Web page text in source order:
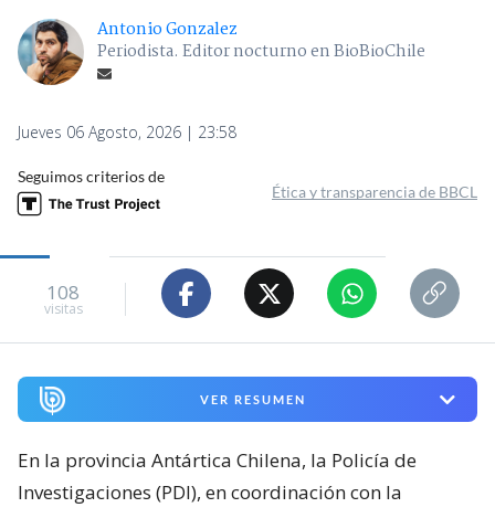
Antonio Gonzalez
Periodista. Editor nocturno en BioBioChile
Jueves 06 Agosto, 2026 | 23:58
Seguimos criterios de
Ética y transparencia de BBCL
108
visitas
VER RESUMEN
En la provincia Antártica Chilena, la Policía de
Investigaciones (PDI), en coordinación con la